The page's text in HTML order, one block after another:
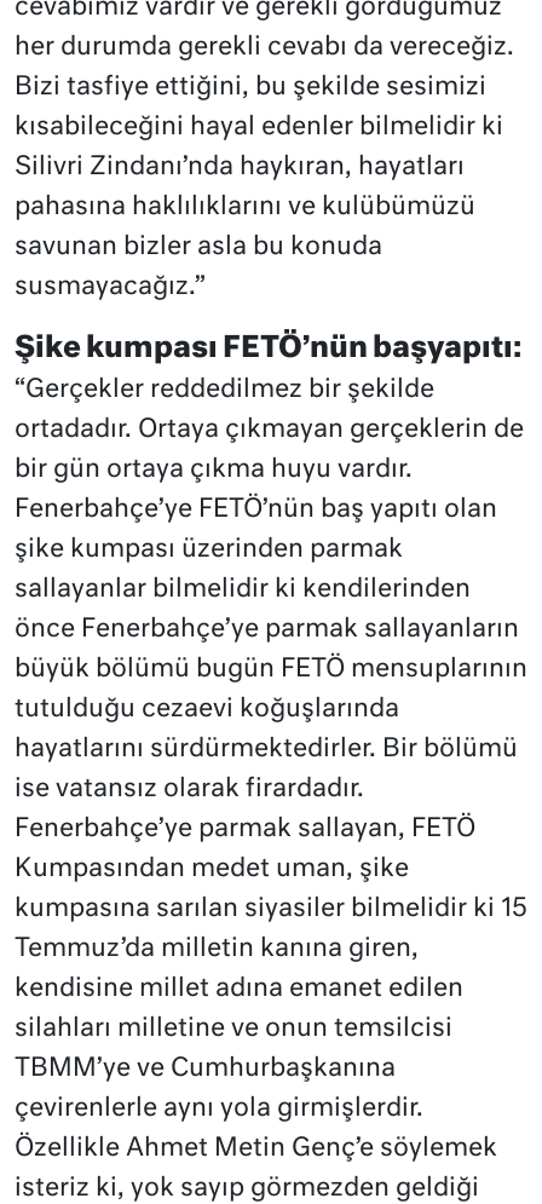
cevabımız vardır ve gerekli gördüğümüz
her durumda gerekli cevabı da vereceğiz.
Bizi tasfiye ettiğini, bu şekilde sesimizi
kısabileceğini hayal edenler bilmelidir ki
Silivri Zindanı’nda haykıran, hayatları
pahasına haklılıklarını ve kulübümüzü
savunan bizler asla bu konuda
susmayacağız.”
Şike kumpası FETÖ’nün başyapıtı:
“Gerçekler reddedilmez bir şekilde
ortadadır. Ortaya çıkmayan gerçeklerin de
bir gün ortaya çıkma huyu vardır.
Fenerbahçe’ye FETÖ’nün baş yapıtı olan
şike kumpası üzerinden parmak
sallayanlar bilmelidir ki kendilerinden
önce Fenerbahçe’ye parmak sallayanların
büyük bölümü bugün FETÖ mensuplarının
tutulduğu cezaevi koğuşlarında
hayatlarını sürdürmektedirler. Bir bölümü
ise vatansız olarak firardadır.
Fenerbahçe’ye parmak sallayan, FETÖ
Kumpasından medet uman, şike
kumpasına sarılan siyasiler bilmelidir ki 15
Temmuz’da milletin kanına giren,
kendisine millet adına emanet edilen
silahları milletine ve onun temsilcisi
TBMM’ye ve Cumhurbaşkanına
çevirenlerle aynı yola girmişlerdir.
Özellikle Ahmet Metin Genç’e söylemek
isteriz ki, yok sayıp görmezden geldiği